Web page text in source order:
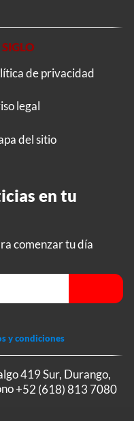
SIGLO
de privacidad
legal
del sitio
en tu
comenzar tu día
y condiciones
419 Sur, Durango,
+52 (618) 813 7080